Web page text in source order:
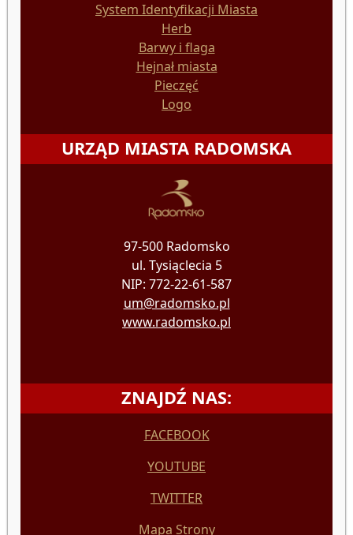
System Identyfikacji Miasta
Herb
Barwy i flaga
Hejnał miasta
Pieczęć
Logo
URZĄD MIASTA RADOMSKA
97-500 Radomsko
ul. Tysiąclecia 5
NIP: 772-22-61-587
um@radomsko.pl
www.radomsko.pl
ZNAJDŹ NAS:
FACEBOOK
YOUTUBE
TWITTER
Mapa Strony